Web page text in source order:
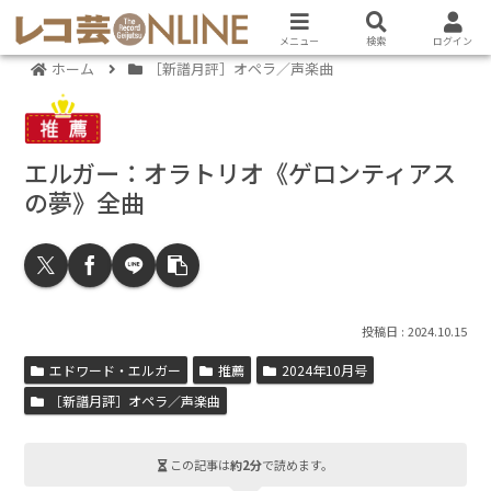
ホーム ［新譜月評］オペラ／声楽曲
エルガー：オラトリオ《ゲロンティアス
の夢》全曲
2024.10.15
エドワード・エルガー 推薦
2024年10月号
［新譜月評］オペラ／声楽曲
この記事は約2分で読めます。
メニュー 検索 ログイン